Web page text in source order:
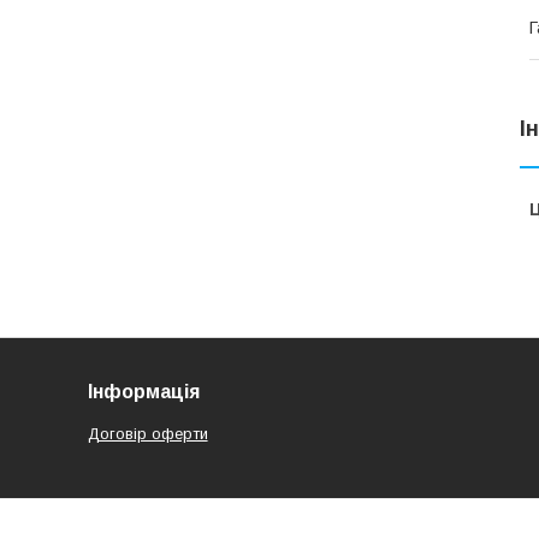
Інформація
Договір оферти